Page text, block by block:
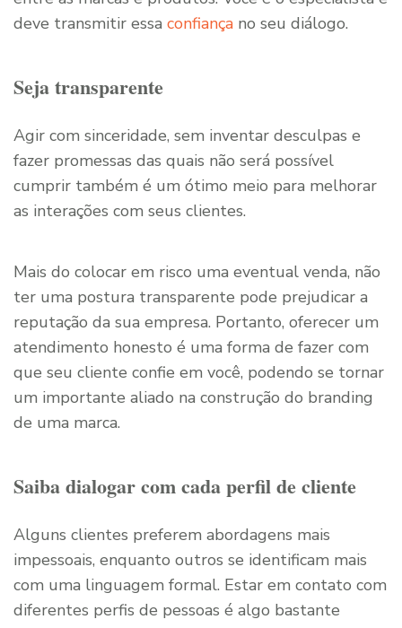
deve transmitir essa confiança no seu diálogo.
Seja transparente
Agir com sinceridade, sem inventar desculpas e
fazer promessas das quais não será possível
cumprir também é um ótimo meio para melhorar
as interações com seus clientes.
Mais do colocar em risco uma eventual venda, não
ter uma postura transparente pode prejudicar a
reputação da sua empresa. Portanto, oferecer um
atendimento honesto é uma forma de fazer com
que seu cliente confie em você, podendo se tornar
um importante aliado na construção do branding
de uma marca.
Saiba dialogar com cada perfil de cliente
Alguns clientes preferem abordagens mais
impessoais, enquanto outros se identificam mais
com uma linguagem formal. Estar em contato com
diferentes perfis de pessoas é algo bastante